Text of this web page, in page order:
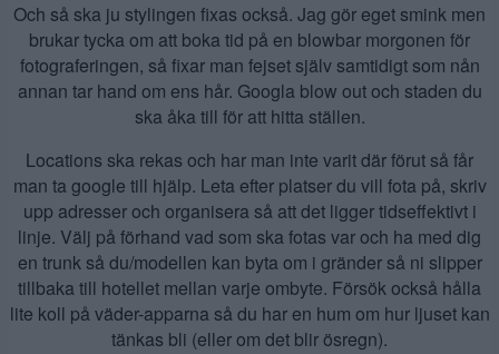
Och så ska ju stylingen fixas också. Jag gör eget smink men
brukar tycka om att boka tid på en blowbar morgonen för
fotograferingen, så fixar man fejset själv samtidigt som nån
annan tar hand om ens hår. Googla blow out och staden du
ska åka till för att hitta ställen.
Locations ska rekas och har man inte varit där förut så får
man ta google till hjälp. Leta efter platser du vill fota på, skriv
upp adresser och organisera så att det ligger tidseffektivt i
linje. Välj på förhand vad som ska fotas var och ha med dig
en trunk så du/modellen kan byta om i gränder så ni slipper
tillbaka till hotellet mellan varje ombyte. Försök också hålla
lite koll på väder-apparna så du har en hum om hur ljuset kan
tänkas bli (eller om det blir ösregn).